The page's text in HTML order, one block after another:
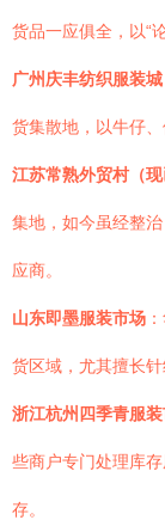
货品一应俱全，以“
广州庆丰纺织服装城
货集散地，以牛仔、
江苏常熟外贸村（现
集地，如今虽经整
应商。
山东即墨服装市场
货区域，尤其擅长针
浙江杭州四季青服
些商户专门处理库
存。